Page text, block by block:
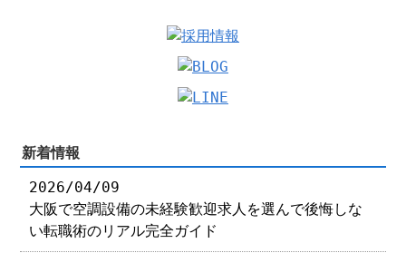
新着情報
2026/04/09
大阪で空調設備の未経験歓迎求人を選んで後悔しな
い転職術のリアル完全ガイド